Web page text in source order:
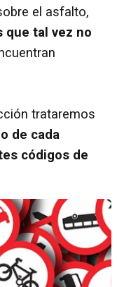
el asfalto,
que tal vez no
trataremos
de cada
códigos de